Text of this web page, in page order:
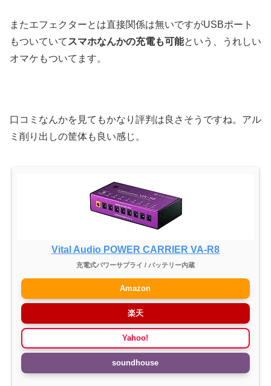
またエフェクターとは直接関係は無いですがUSBポート
もついていて スマホなんかの充電も可能という、うれしい
オマケもついてます。
口コミなんかを見てもかなり評判は良さそうですね。アル
ミ削り出しの筐体も良い感じ。
Vital Audio POWER CARRIER VA-R8
充電式パワーサプライ / バッテリー内蔵
Amazon
楽天
Yahoo!
soundhouse